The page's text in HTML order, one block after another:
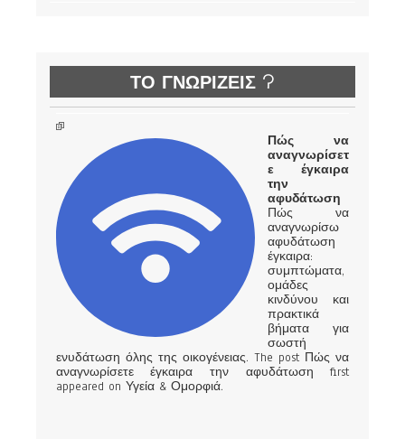
ΤΟ ΓΝΩΡΙΖΕΙΣ ?
Πώς να
αναγνωρίσετ
ε έγκαιρα
την
αφυδάτωση
Πώς να
αναγνωρίσω
αφυδάτωση
έγκαιρα:
συμπτώματα,
ομάδες
κινδύνου και
πρακτικά
βήματα για
σωστή
ενυδάτωση όλης της οικογένειας. The post Πώς να
αναγνωρίσετε έγκαιρα την αφυδάτωση first
appeared on Υγεία & Ομορφιά.